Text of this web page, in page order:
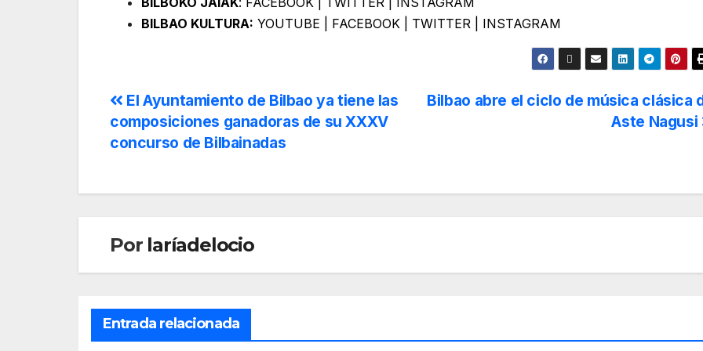
BILBAO KULTURA: YOUTUBE FACEBOOK TWITTER INSTAGRAM
Bilbao abre el ciclo de música clásica
Aste Nagusi
El Ayuntamiento de Bilbao ya tiene las
composiciones ganadoras de su XXXV
concurso de Bilbainadas
Por laríadelocio
Entrada relacionada